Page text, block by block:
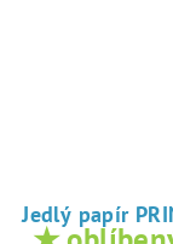
Jedlý papír